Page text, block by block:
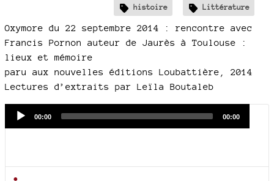
histoire Littérature
Oxymore du 22 septembre 2014 : rencontre avec
Francis Pornon auteur de Jaurès à Toulouse :
lieux et mémoire
paru aux nouvelles éditions Loubattière, 2014
Lectures d’extraits par Leïla Boutaleb
Current
00:00
Total
00:00